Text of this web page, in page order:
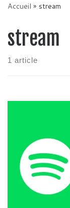
Accueil » stream
stream
1 article
Je vous conseil
alternatives si
cliquez ici
posséder un
pouvoir écouter
voulez ? […]